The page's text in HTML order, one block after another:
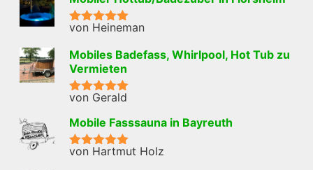
Bewertet mit
von Heineman
Mobiles Badefass, Whirlpool, Hot Tub zu
Vermieten
Bewertet mit
von Gerald
Mobile Fasssauna in Bayreuth
Bewertet mit
von Hartmut Holz